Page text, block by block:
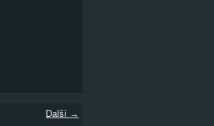
Další →